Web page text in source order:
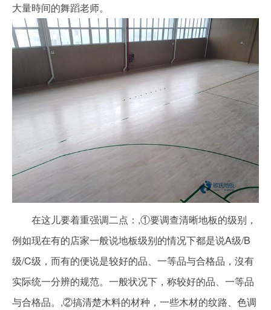
大量時间的舞蹈老师。
在这儿要着重强调二点：,①要调查清晰地板的级别，
例如现在有的店家一般说地板级别的情况下都是说A级/B
级/C级，而有的便说是较好的品、一等品与合格品，沒有
实际统一分辨的规范。一般状况下，称较好的品、一等品
与合格品。,②搞清楚木料的材种，一些木材的纹路、色调